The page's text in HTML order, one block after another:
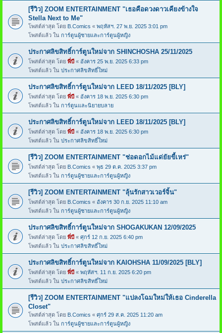
[รีวิว] ZOOM ENTERTAINMENT "เธอคือดวงดาวเคียงข้างใจ
Stella Next to Me"
โพสต์ล่าสุด โดย B.Comics « พฤหัสฯ. 27 พ.ย. 2025 3:01 pm
โพสต์แล้ว ใน การ์ตูนผู้ชายและการ์ตูนผู้หญิง
ประกาศลิขสิทธิ์การ์ตูนใหม่จาก SHINCHOSHA 25/11/2025
โพสต์ล่าสุด โดย พี่บี « อังคาร 25 พ.ย. 2025 6:33 pm
โพสต์แล้ว ใน ประกาศลิขสิทธิ์ใหม่
ประกาศลิขสิทธิ์การ์ตูนใหม่จาก LEED 18/11/2025 [BLY]
โพสต์ล่าสุด โดย พี่บี « อังคาร 18 พ.ย. 2025 6:30 pm
โพสต์แล้ว ใน การ์ตูนและนิยายบลาย
ประกาศลิขสิทธิ์การ์ตูนใหม่จาก LEED 18/11/2025 [BLY]
โพสต์ล่าสุด โดย พี่บี « อังคาร 18 พ.ย. 2025 6:30 pm
โพสต์แล้ว ใน ประกาศลิขสิทธิ์ใหม่
[รีวิว] ZOOM ENTERTAINMENT "ช่อดอกไม้แด่ยัยขี้เหร่"
โพสต์ล่าสุด โดย B.Comics « พุธ 29 ต.ค. 2025 3:37 pm
โพสต์แล้ว ใน การ์ตูนผู้ชายและการ์ตูนผู้หญิง
[รีวิว] ZOOM ENTERTAINMENT "ลุ้นรักสาวเวอร์จิ้น"
โพสต์ล่าสุด โดย B.Comics « อังคาร 30 ก.ย. 2025 11:10 am
โพสต์แล้ว ใน การ์ตูนผู้ชายและการ์ตูนผู้หญิง
ประกาศลิขสิทธิ์การ์ตูนใหม่จาก SHOGAKUKAN 12/09/2025
โพสต์ล่าสุด โดย พี่บี « ศุกร์ 12 ก.ย. 2025 6:40 pm
โพสต์แล้ว ใน ประกาศลิขสิทธิ์ใหม่
ประกาศลิขสิทธิ์การ์ตูนใหม่จาก KAIOHSHA 11/09/2025 [BLY]
โพสต์ล่าสุด โดย พี่บี « พฤหัสฯ. 11 ก.ย. 2025 6:20 pm
โพสต์แล้ว ใน ประกาศลิขสิทธิ์ใหม่
[รีวิว] ZOOM ENTERTAINMENT "แปลงโฉมใหม่ให้เธอ Cinderella
Closet"
โพสต์ล่าสุด โดย B.Comics « ศุกร์ 29 ส.ค. 2025 11:20 am
โพสต์แล้ว ใน การ์ตูนผู้ชายและการ์ตูนผู้หญิง